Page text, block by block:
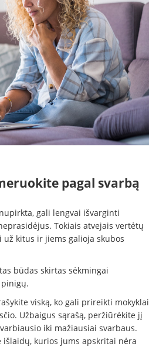
pagal svarbą
gali lengvai išvarginti
Tokiais atvejais vertėtų
kitus ir jiems galioja skubos
būdas skirtas sėkmingai
viską, ko gali prireikti mokyklai
Užbaigus sąrašą, peržiūrėkite jį
iki mažiausiai svarbaus.
išlaidų, kurios jums apskritai nėra